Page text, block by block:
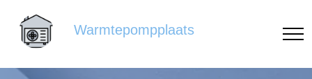
Warmtepompplaats